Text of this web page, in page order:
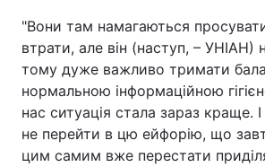
"Вони там намагаються
втрати, але він (наступ, – УНІАН)
тому дуже важливо тримати
нормальною інформаційною
нас ситуація стала зараз краще.
не перейти в цю ейфорію, що
цим самим вже перестати